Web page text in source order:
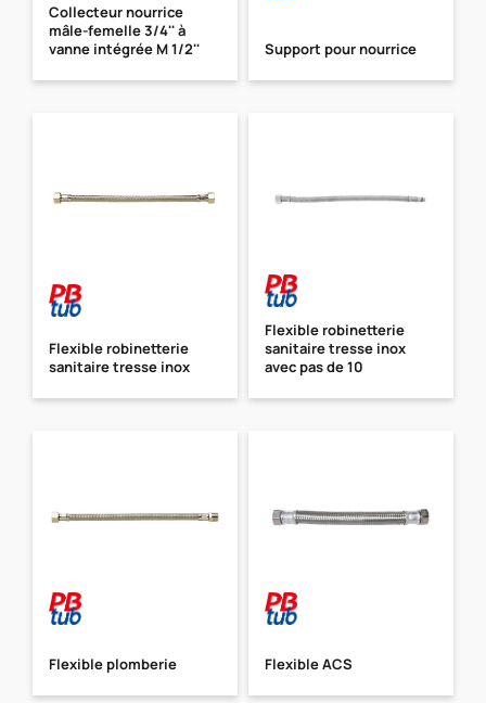
Collecteur nourrice
mâle-femelle 3/4'' à
vanne intégrée M 1/2''
Support pour nourrice
Flexible robinetterie
sanitaire tresse inox
Flexible robinetterie
sanitaire tresse inox
avec pas de 10
Flexible plomberie Flexible ACS